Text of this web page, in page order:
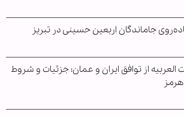
جاماندگان اربعین حسینی در تبریز
العربیه از توافق ایران و عمان؛ جزئیات و شروط